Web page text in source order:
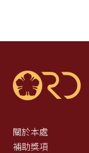
關於本處
補助獎項